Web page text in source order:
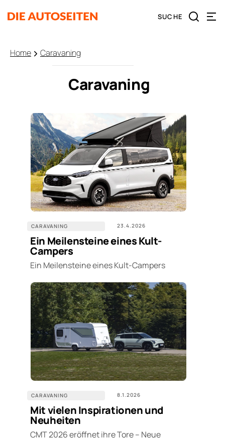
Home Caravaning
Caravaning
CARAVANING 23.4.2026
Ein Meilensteine eines Kult-
Campers
Ein Meilensteine eines Kult-Campers
CARAVANING 8.1.2026
Mit vielen Inspirationen und
Neuheiten
CMT 2026 eröffnet ihre Tore – Neue